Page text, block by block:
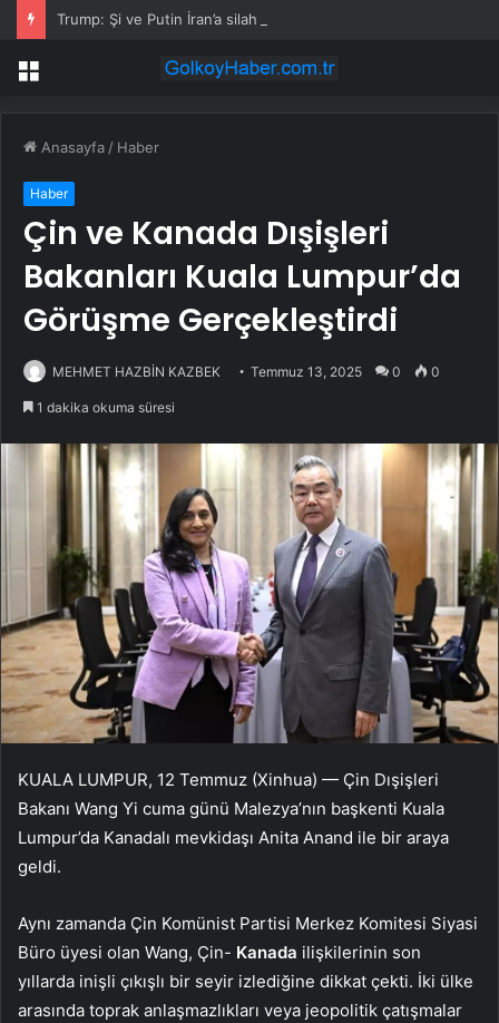
Trump: Şi ve Putin İran’a silah satmayacaklarını söyledi
Menü
Anasayfa / Haber
Haber
Çin ve Kanada Dışişleri
Bakanları Kuala Lumpur’da
Görüşme Gerçekleştirdi
MEHMET HAZBİN KAZBEK Temmuz 13, 2025 0 0
1 dakika okuma süresi
KUALA LUMPUR, 12 Temmuz (Xinhua) — Çin Dışişleri
Bakanı Wang Yi cuma günü Malezya’nın başkenti Kuala
Lumpur’da Kanadalı mevkidaşı Anita Anand ile bir araya
geldi.
Aynı zamanda Çin Komünist Partisi Merkez Komitesi Siyasi
Büro üyesi olan Wang, Çin- Kanada ilişkilerinin son
yıllarda inişli çıkışlı bir seyir izlediğine dikkat çekti. İki ülke
arasında toprak anlaşmazlıkları veya jeopolitik çatışmalar